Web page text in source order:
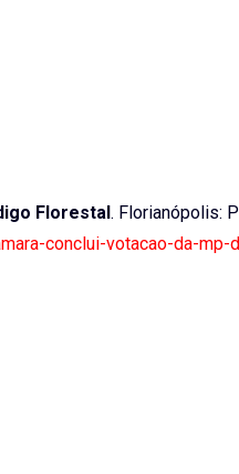
Florestal. Florianópolis:
conclui-votacao-da-